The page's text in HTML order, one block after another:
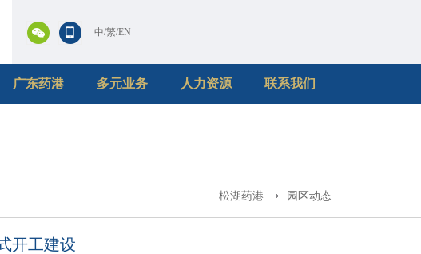
中/繁/EN
广东药港 多元业务 人力资源 联系我们
松湖药港 园区动态
开工建设